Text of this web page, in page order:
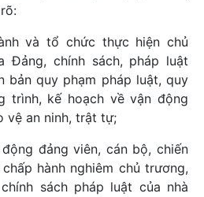
và tổ chức thực hiện chủ
Đảng, chính sách, pháp luật
bản quy phạm pháp luật, quy
trình, kế hoạch về vận động
vệ an ninh, trật tự;
đảng viên, cán bộ, chiến
hành nghiêm chủ trương,
sách pháp luật của nhà